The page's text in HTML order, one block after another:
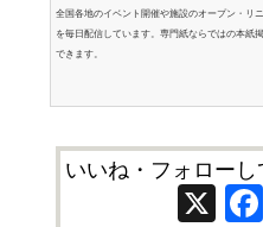
全国各地のイベント開催や施設のオープン・リ
を毎日配信しています。専門紙ならではの本紙
できます。
いいね・フォロー
X